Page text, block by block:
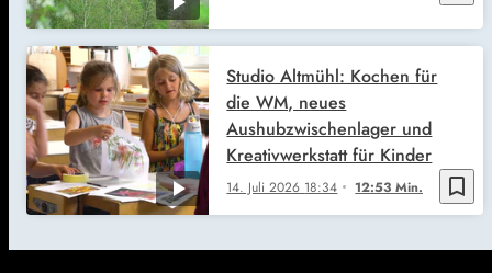
bookmark_border
14. Juli 2026 18:34 12:53 Min.
Studio Altmühl: Kochen für
die WM, neues
Aushubzwischenlager und
Kreativwerkstatt für Kinder